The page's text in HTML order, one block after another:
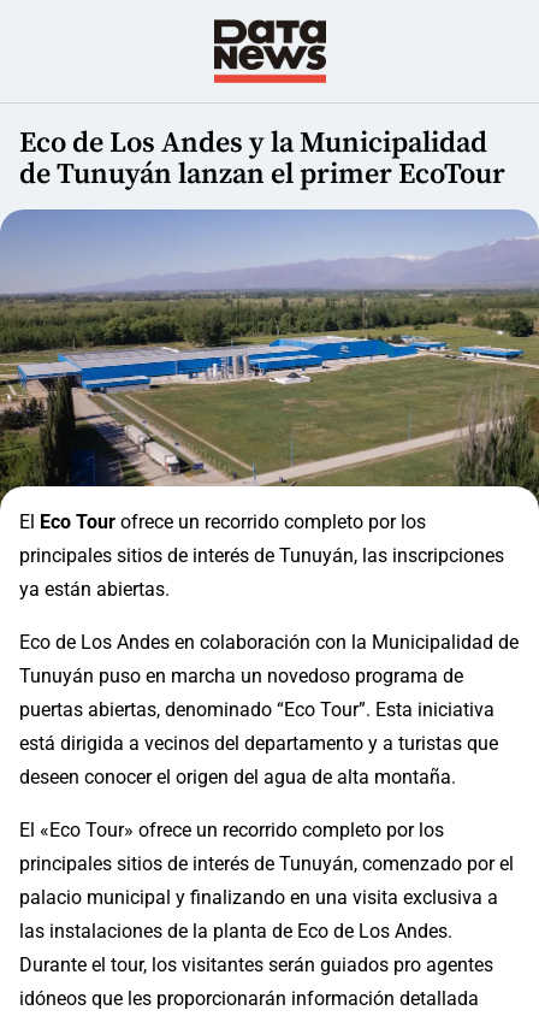
Eco de Los Andes y la Municipalidad
de Tunuyán lanzan el primer EcoTour
El Eco Tour ofrece un recorrido completo por los
principales sitios de interés de Tunuyán, las inscripciones
ya están abiertas.
Eco de Los Andes en colaboración con la Municipalidad de
Tunuyán puso en marcha un novedoso programa de
puertas abiertas, denominado “Eco Tour”. Esta iniciativa
está dirigida a vecinos del departamento y a turistas que
deseen conocer el origen del agua de alta montaña.
El «Eco Tour» ofrece un recorrido completo por los
principales sitios de interés de Tunuyán, comenzado por el
palacio municipal y finalizando en una visita exclusiva a
las instalaciones de la planta de Eco de Los Andes.
Durante el tour, los visitantes serán guiados pro agentes
idóneos que les proporcionarán información detallada